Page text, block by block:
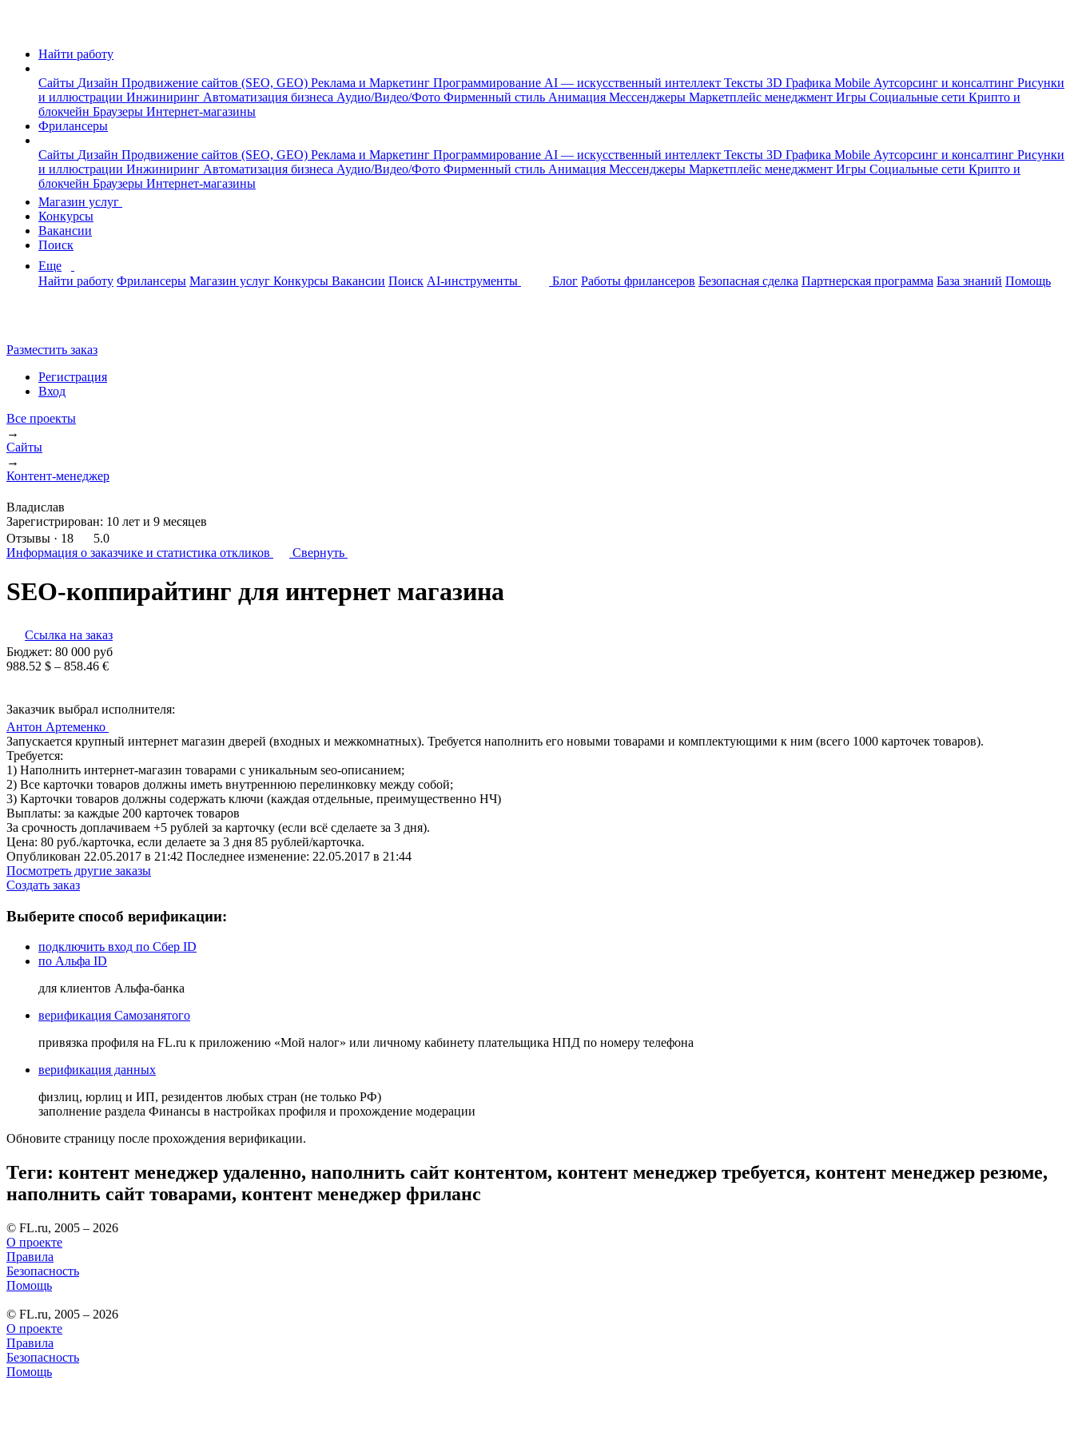
Найти работу
Сайты Дизайн Продвижение сайтов (SEO, GEO) Реклама и Маркетинг Программирование AI — искусственный интеллект Тексты 3D Графика Mobile Аутсорсинг и консалтинг Рисунки
и иллюстрации Инжиниринг Автоматизация бизнеса Аудио/Видео/Фото Фирменный стиль Анимация Мессенджеры Маркетплейс менеджмент Игры Социальные сети Крипто и
блокчейн Браузеры Интернет-магазины
Фрилансеры
Сайты Дизайн Продвижение сайтов (SEO, GEO) Реклама и Маркетинг Программирование AI — искусственный интеллект Тексты 3D Графика Mobile Аутсорсинг и консалтинг Рисунки
и иллюстрации Инжиниринг Автоматизация бизнеса Аудио/Видео/Фото Фирменный стиль Анимация Мессенджеры Маркетплейс менеджмент Игры Социальные сети Крипто и
блокчейн Браузеры Интернет-магазины
Магазин услуг
Конкурсы
Вакансии
Поиск
Еще
Найти работу Фрилансеры Магазин услуг Конкурсы Вакансии Поиск AI-инструменты Блог Работы фрилансеров Безопасная сделка Партнерская программа База знаний Помощь
Разместить заказ
Регистрация
Вход
Все проекты
→
Сайты
→
Контент-менеджер
Владислав
Зарегистрирован: 10 лет и 9 месяцев
Отзывы · 18
5.0
Информация о заказчике и статистика откликов Свернуть
SEO-коппирайтинг для интернет магазина
Ссылка на заказ
Бюджет: 80 000 руб
988.52 $ – 858.46 €
Заказчик выбрал исполнителя:
Антон Артеменко
Запускается крупный интернет магазин дверей (входных и межкомнатных). Требуется наполнить его новыми товарами и комплектующими к ним (всего 1000 карточек товаров).
Требуется:
1) Наполнить интернет-магазин товарами с уникальным seo-описанием;
2) Все карточки товаров должны иметь внутреннюю перелинковку между собой;
3) Карточки товаров должны содержать ключи (каждая отдельные, преимущественно НЧ)
Выплаты: за каждые 200 карточек товаров
За срочность доплачиваем +5 рублей за карточку (если всё сделаете за 3 дня).
Цена: 80 руб./карточка, если делаете за 3 дня 85 рублей/карточка.
Опубликован 22.05.2017 в 21:42 Последнее изменение: 22.05.2017 в 21:44
Посмотреть другие заказы
Создать заказ
Выберите способ верификации:
подключить вход по Сбер ID
по Альфа ID
для клиентов Альфа-банка
верификация Самозанятого
привязка профиля на FL.ru к приложению «Мой налог» или личному кабинету плательщика НПД по номеру телефона
верификация данных
физлиц, юрлиц и ИП, резидентов любых стран (не только РФ)
заполнение раздела Финансы в настройках профиля и прохождение модерации
Обновите страницу после прохождения верификации.
Теги: контент менеджер удаленно, наполнить сайт контентом, контент менеджер требуется, контент менеджер резюме,
наполнить сайт товарами, контент менеджер фриланс
© FL.ru, 2005 – 2026
О проекте
Правила
Безопасность
Помощь
© FL.ru, 2005 – 2026
О проекте
Правила
Безопасность
Помощь